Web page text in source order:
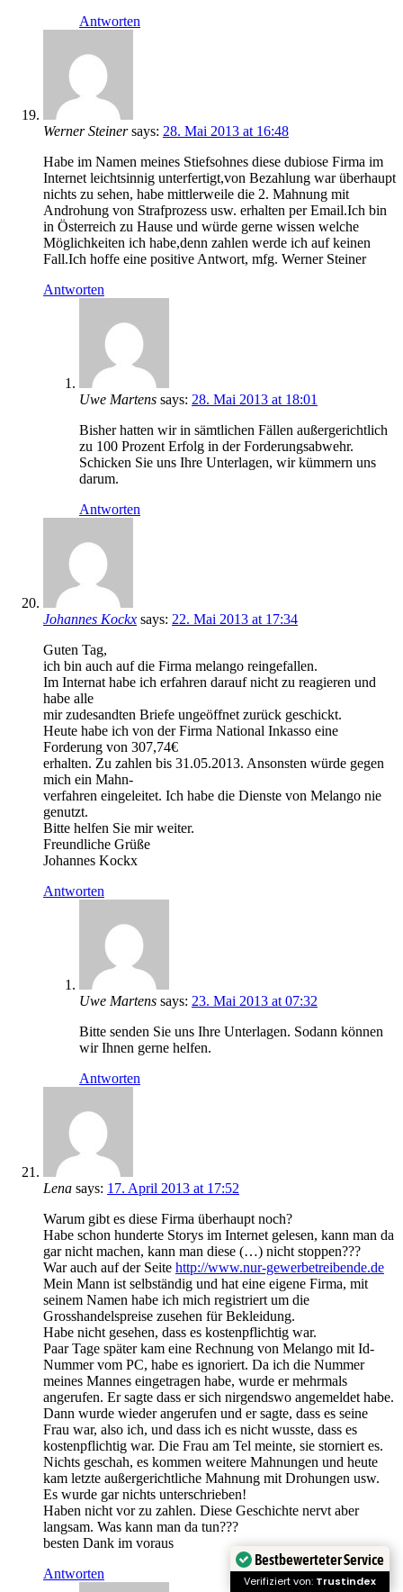
Antworten
Werner Steiner says: 28. Mai 2013 at 16:48
Habe im Namen meines Stiefsohnes diese dubiose Firma im
Internet leichtsinnig unterfertigt,von Bezahlung war überhaupt
nichts zu sehen, habe mittlerweile die 2. Mahnung mit
Androhung von Strafprozess usw. erhalten per Email.Ich bin
in Österreich zu Hause und würde gerne wissen welche
Möglichkeiten ich habe,denn zahlen werde ich auf keinen
Fall.Ich hoffe eine positive Antwort, mfg. Werner Steiner
Antworten
Uwe Martens says: 28. Mai 2013 at 18:01
Bisher hatten wir in sämtlichen Fällen außergerichtlich
zu 100 Prozent Erfolg in der Forderungsabwehr.
Schicken Sie uns Ihre Unterlagen, wir kümmern uns
darum.
Antworten
Johannes Kockx says: 22. Mai 2013 at 17:34
Guten Tag,
ich bin auch auf die Firma melango reingefallen.
Im Internat habe ich erfahren darauf nicht zu reagieren und
habe alle
mir zudesandten Briefe ungeöffnet zurück geschickt.
Heute habe ich von der Firma National Inkasso eine
Forderung von 307,74€
erhalten. Zu zahlen bis 31.05.2013. Ansonsten würde gegen
mich ein Mahn-
verfahren eingeleitet. Ich habe die Dienste von Melango nie
genutzt.
Bitte helfen Sie mir weiter.
Freundliche Grüße
Johannes Kockx
Antworten
Uwe Martens says: 23. Mai 2013 at 07:32
Bitte senden Sie uns Ihre Unterlagen. Sodann können
wir Ihnen gerne helfen.
Antworten
Lena says: 17. April 2013 at 17:52
Warum gibt es diese Firma überhaupt noch?
Habe schon hunderte Storys im Internet gelesen, kann man da
gar nicht machen, kann man diese (…) nicht stoppen???
War auch auf der Seite http://www.nur-gewerbetreibende.de
Mein Mann ist selbständig und hat eine eigene Firma, mit
seinem Namen habe ich mich registriert um die
Grosshandelspreise zusehen für Bekleidung.
Habe nicht gesehen, dass es kostenpflichtig war.
Paar Tage später kam eine Rechnung von Melango mit Id-
Nummer vom PC, habe es ignoriert. Da ich die Nummer
meines Mannes eingetragen habe, wurde er mehrmals
angerufen. Er sagte dass er sich nirgendswo angemeldet habe.
Dann wurde wieder angerufen und er sagte, dass es seine
Frau war, also ich, und dass ich es nicht wusste, dass es
kostenpflichtig war. Die Frau am Tel meinte, sie storniert es.
Nichts geschah, es kommen weitere Mahnungen und heute
kam letzte außergerichtliche Mahnung mit Drohungen usw.
Es wurde gar nichts unterschrieben!
Haben nicht vor zu zahlen. Diese Geschichte nervt aber
langsam. Was kann man da tun???
besten Dank im voraus
Antworten
Bestbewerteter Service
Verifiziert von: Trustindex